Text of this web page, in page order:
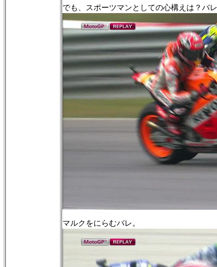
でも、スポーツマンとしての心構えは？バ
マルクをにらむバレ。